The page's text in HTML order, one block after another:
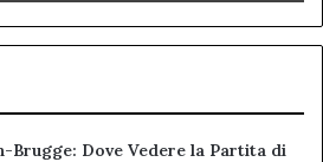
ai
Brugge: Dove Vedere la Partita di